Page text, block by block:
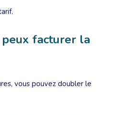
peux facturer la
vous pouvez doubler le